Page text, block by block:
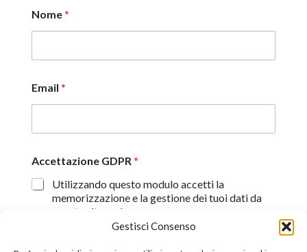
Gestisci Consenso
Nome*
Email *
Accettazione GDPR *
Utilizzando questo modulo accetti la
memorizzazione e la gestione dei tuoi dati da
questo sito web.
Proseguendo, dichiaro di aver preso visione